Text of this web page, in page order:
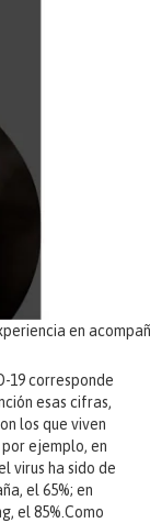
en
19 corresponde
esas cifras,
los que viven
por ejemplo, en
virus ha sido de
el 65%; en
el 85%.Como